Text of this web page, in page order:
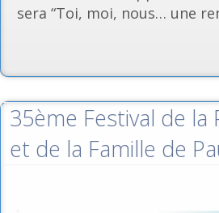
sera “Toi, moi, nous… une
35ème Festival de la
et de la Famille de